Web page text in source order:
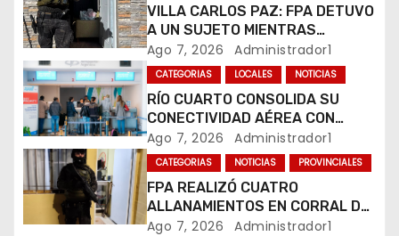
e
e
n
t
r
a
VILLA CARLOS PAZ: FPA DETUVO
A UN SUJETO MIENTRAS
COMERCIALIZABA COCAÍNA Y
MARIHUANA EN UNA PLAZA
Ago 7, 2026 Administrador1
CATEGORIAS LOCALES NOTICIAS
RÍO CUARTO CONSOLIDA SU
CONECTIVIDAD AÉREA CON
CUATRO VUELOS SEMANALES A
BUENOS AIRES
Ago 7, 2026 Administrador1
CATEGORIAS NOTICIAS PROVINCIALES
FPA REALIZÓ CUATRO
ALLANAMIENTOS EN CORRAL DE
BUSTOS-IFFLINGER
Ago 7, 2026 Administrador1